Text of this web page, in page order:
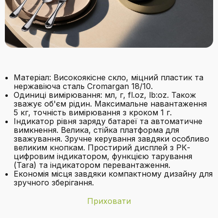
Матеріал: Високоякісне скло, міцний пластик та
нержавіюча сталь Cromargan 18/10.
Одиниці вимірювання: мл, г, fl.oz, lb:oz. Також
зважує об'єм рідин. Максимальне навантаження
5 кг, точність вимірювання з кроком 1 г.
Індикатор рівня заряду батареї та автоматичне
вимкнення. Велика, стійка платформа для
зважування. Зручне керування завдяки особливо
великим кнопкам. Простирий дисплей з РК-
цифровим індикатором, функцією тарування
(Tara) та індикатором перевантаження.
Економія місця завдяки компактному дизайну для
зручного зберігання.
Приховати